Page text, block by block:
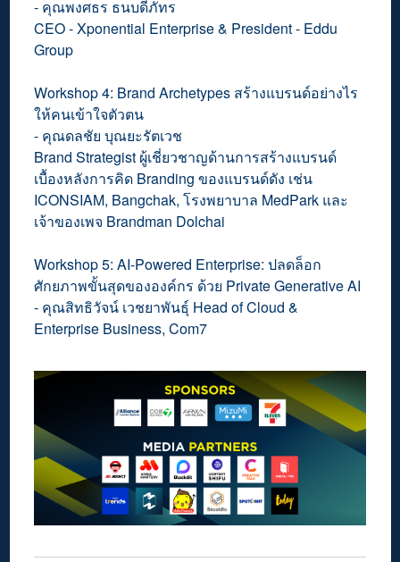
- คุณพงศธร ธนบดีภัทร
CEO - Xponential Enterprise & President - Eddu
Group
Workshop 4: Brand Archetypes สร้างแบรนด์อย่างไร
ให้คนเข้าใจตัวตน
- คุณดลชัย บุณยะรัตเวช
Brand Strategist ผู้เชี่ยวชาญด้านการสร้างแบรนด์
เบื้องหลังการคิด Branding ของแบรนด์ดัง เช่น
ICONSIAM, Bangchak, โรงพยาบาล MedPark และ
เจ้าของเพจ Brandman Dolchai
Workshop 5:AI-Powered Enterprise: ปลดล็อก
ศักยภาพขั้นสุดขององค์กร ด้วย Private Generative AI
- คุณสิทธิวัจน์ เวชยาพันธุ์ Head of Cloud &
Enterprise Business, Com7